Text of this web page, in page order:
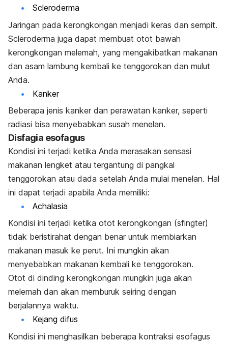
Scleroderma
Jaringan pada kerongkongan menjadi keras dan sempit.
Scleroderma juga dapat membuat otot bawah
kerongkongan melemah, yang mengakibatkan makanan
dan asam lambung kembali ke tenggorokan dan mulut
Anda.
Kanker
Beberapa jenis kanker dan perawatan kanker, seperti
radiasi bisa menyebabkan susah menelan.
Disfagia esofagus
Kondisi ini terjadi ketika Anda merasakan sensasi
makanan lengket atau tergantung di pangkal
tenggorokan atau dada setelah Anda mulai menelan. Hal
ini dapat terjadi apabila Anda memiliki:
Achalasia
Kondisi ini terjadi ketika otot kerongkongan (sfingter)
tidak beristirahat dengan benar untuk membiarkan
makanan masuk ke perut. Ini mungkin akan
menyebabkan makanan kembali ke tenggorokan.
Otot di dinding kerongkongan mungkin juga akan
melemah dan akan memburuk seiring dengan
berjalannya waktu.
Kejang difus
Kondisi ini menghasilkan beberapa kontraksi esofagus